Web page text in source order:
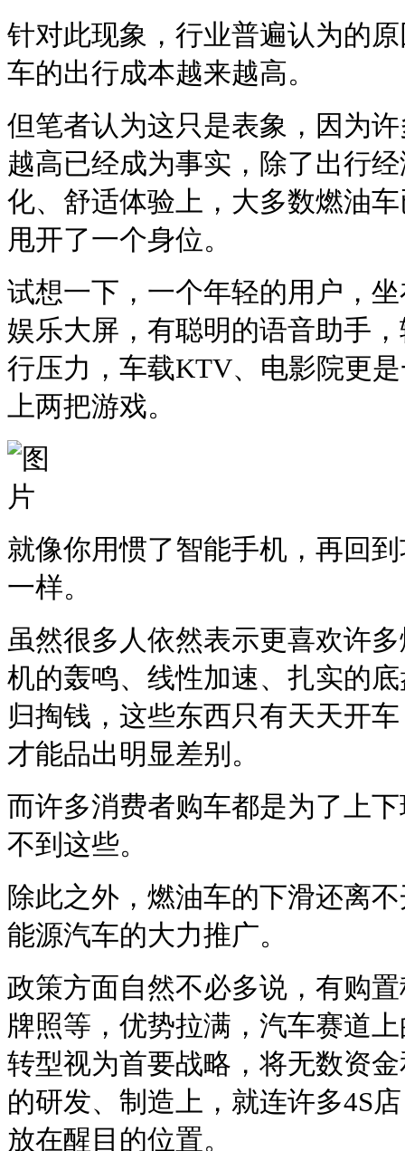
针对此现象，行业普遍认为的
车的出行成本越来越高。
但笔者认为这只是表象，因为
越高已经成为事实，除了出行
化、舒适体验上，大多数燃油
甩开了一个身位。
试想一下，一个年轻的用户，
娱乐大屏，有聪明的语音助手
行压力，车载KTV、电影院更
上两把游戏。
就像你用惯了智能手机，再回
一样。
虽然很多人依然表示更喜欢许
机的轰鸣、线性加速、扎实的
归掏钱，这些东西只有天天开
才能品出明显差别。
而许多消费者购车都是为了上
不到这些。
除此之外，燃油车的下滑还离
能源汽车的大力推广。
政策方面自然不必多说，有购
牌照等，优势拉满，汽车赛道
转型视为首要战略，将无数资
的研发、制造上，就连许多4S
放在醒目的位置。